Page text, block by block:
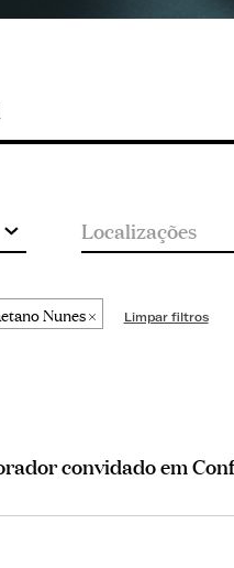
Nunes Limpar filtros
convidado em